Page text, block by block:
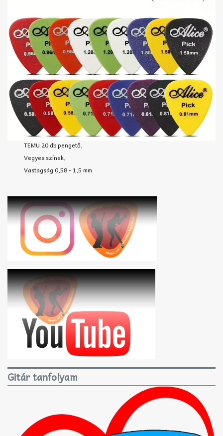
TEMU 20 db pengető,
Vegyes színek,
Vastagság 0,58 - 1,5 mm
Gitár tanfolyam